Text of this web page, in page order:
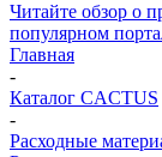
Читайте обзор о
популярном
Главная
-
Каталог CACTUS
-
Расходные